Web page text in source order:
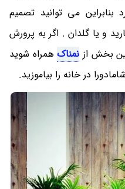
می توانید تصمیم
و یا گلدان . اگر به پرورش
بخش از نمناکهمراه شوید
در خانه را بیاموزید.